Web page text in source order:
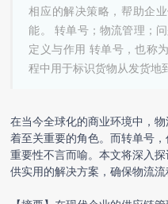
相应的解决策略，帮助企
能。 转单号；物流管理；
定义与作用 转单号，也称
程中用于标识货物从发货地
在当今全球化的商业环境中，
着至关重要的角色。而转单号
重要性不言而喻。本文将深入
供实用的解决方案，确保物流流